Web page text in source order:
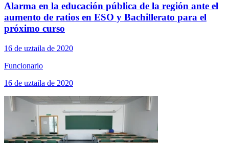
Alarma en la educación pública de la región ante el
aumento de ratios en ESO y Bachillerato para el
próximo curso
16 de uztaila de 2020
Funcionario
16 de uztaila de 2020